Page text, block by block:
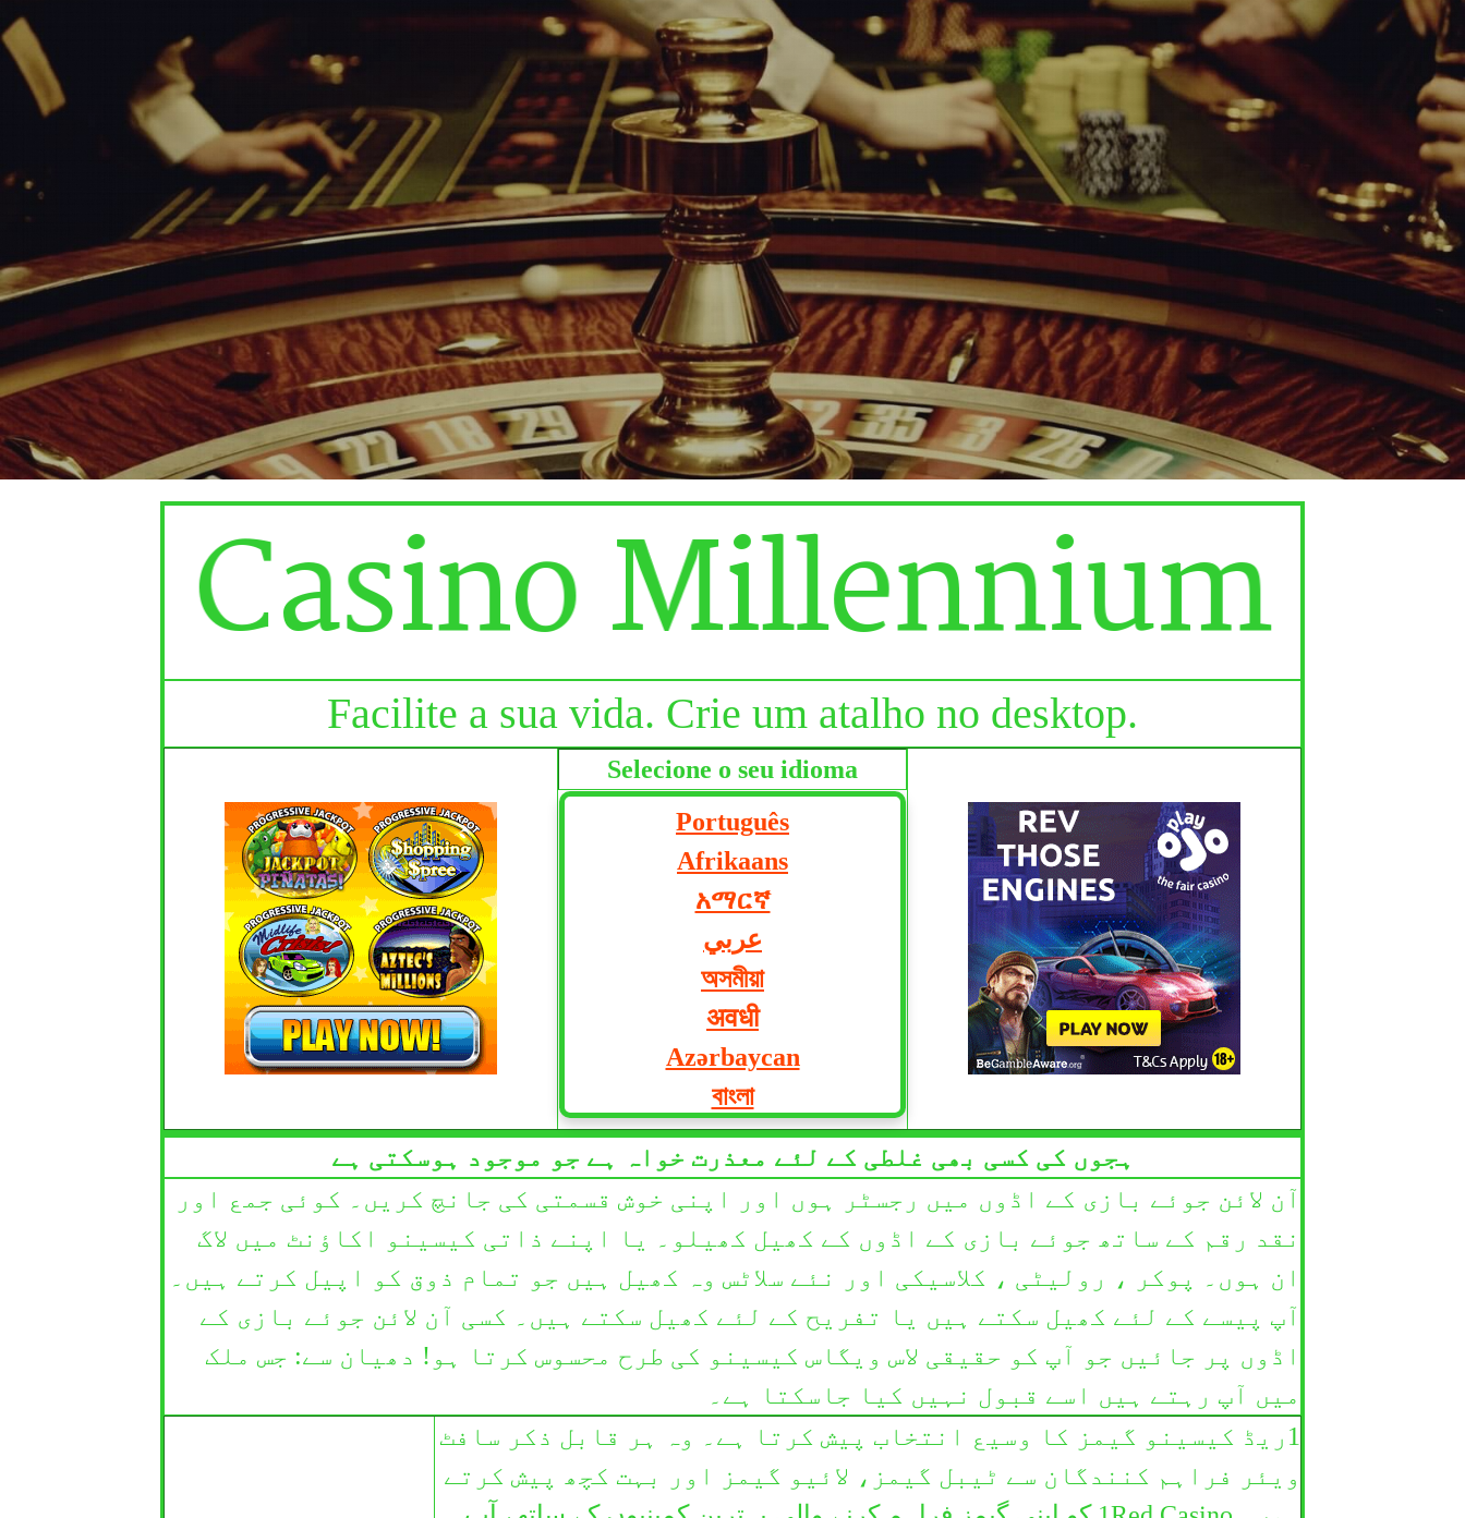
Casino Millennium | Registe-Se | Inicie Sessão Casino Millennium | Registreer | Teken In ካዚኖ ሚሊኒየም | ይመዝገቡ | ግባ
كازينو ميلينيوم | التسجيل | تسجيل الدخول কেচিনো সহস্ৰাব্দ | পঞ্জীয়ন কৰক | লগইন কৰক Contacto
Facilite a sua vida. Crie um atalho no desktop.
Selecione o seu idioma
Português
Afrikaans
አማርኛ
عربي
অসমীয়া
अवधी
Azərbaycan
বাংলা
भोजपुरी
Български
မြန်မာဘာသာ
廣州話
Cebuano
中文
Hrvatski
Čeština
Dansk
دری
ہجوں کی کسی بھی غلطی کے لئے معذرت خواہ ہے جو موجود ہوسکتی ہے
آن لائن جوئے بازی کے اڈوں میں رجسٹر ہوں اور اپنی خوش قسمتی کی جانچ کریں۔ کوئی جمع اور
نقد رقم کے ساتھ جوئے بازی کے اڈوں کے کھیل کھیلو۔ یا اپنے ذاتی کیسینو اکاؤنٹ میں لاگ
ان ہوں۔ پوکر ، رولیٹی ، کلاسیکی اور نئے سلاٹس وہ کھیل ہیں جو تمام ذوق کو اپیل کرتے ہیں۔
آپ پیسے کے لئے کھیل سکتے ہیں یا تفریح کے لئے کھیل سکتے ہیں۔ کسی آن لائن جوئے بازی کے
اڈوں پر جائیں جو آپ کو حقیقی لاس ویگاس کیسینو کی طرح محسوس کرتا ہو! دھیان سے: جس ملک
میں آپ رہتے ہیں اسے قبول نہیں کیا جاسکتا ہے۔
1ریڈ کیسینو گیمز کا وسیع انتخاب پیش کرتا ہے۔ وہ ہر قابل ذکر سافٹ
ویئر فراہم کنندگان سے ٹیبل گیمز، لائیو گیمز اور بہت کچھ پیش کرتے